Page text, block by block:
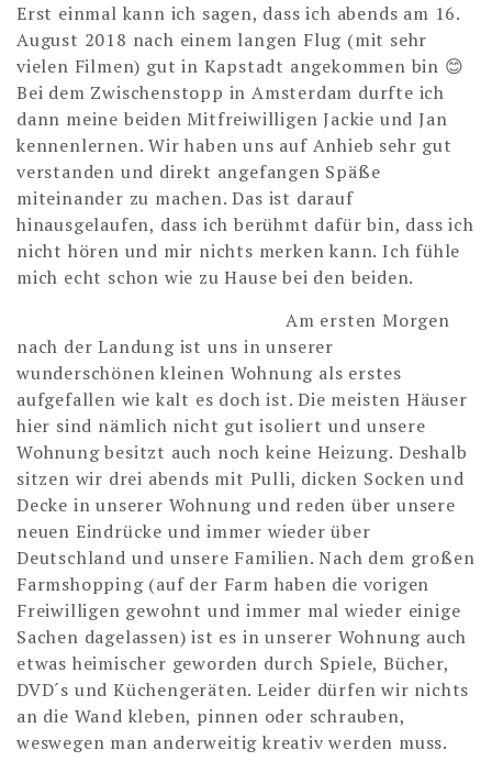
Erst einmal kann ich sagen, dass ich abends am 16.
August 2018 nach einem langen Flug (mit sehr
vielen Filmen) gut in Kapstadt angekommen bin 😊
Bei dem Zwischenstopp in Amsterdam durfte ich
dann meine beiden Mitfreiwilligen Jackie und Jan
kennenlernen. Wir haben uns auf Anhieb sehr gut
verstanden und direkt angefangen Späße
miteinander zu machen. Das ist darauf
hinausgelaufen, dass ich berühmt dafür bin, dass ich
nicht hören und mir nichts merken kann. Ich fühle
mich echt schon wie zu Hause bei den beiden.
Am ersten Morgen
nach der Landung ist uns in unserer
wunderschönen kleinen Wohnung als erstes
aufgefallen wie kalt es doch ist. Die meisten Häuser
hier sind nämlich nicht gut isoliert und unsere
Wohnung besitzt auch noch keine Heizung. Deshalb
sitzen wir drei abends mit Pulli, dicken Socken und
Decke in unserer Wohnung und reden über unsere
neuen Eindrücke und immer wieder über
Deutschland und unsere Familien. Nach dem großen
Farmshopping (auf der Farm haben die vorigen
Freiwilligen gewohnt und immer mal wieder einige
Sachen dagelassen) ist es in unserer Wohnung auch
etwas heimischer geworden durch Spiele, Bücher,
DVD´s und Küchengeräten. Leider dürfen wir nichts
an die Wand kleben, pinnen oder schrauben,
weswegen man anderweitig kreativ werden muss.